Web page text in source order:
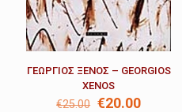
ΓΕΩΡΓΙΟΣ ΞΕΝΟΣ – GEORGIOS
XENOS
€25.00 Original
€20.00Η